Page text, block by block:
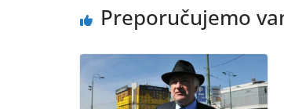
Preporučujemo